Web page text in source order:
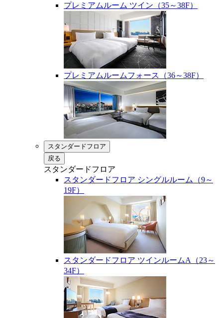
プレミアムルーム ツイン（35～38F）
プレミアムルームフォース（36～38F）
スタンダードフロア
戻る
スタンダードフロア
スタンダードフロア シングルルーム（9～
19F）
スタンダードフロア ツインルームA（23～
34F）